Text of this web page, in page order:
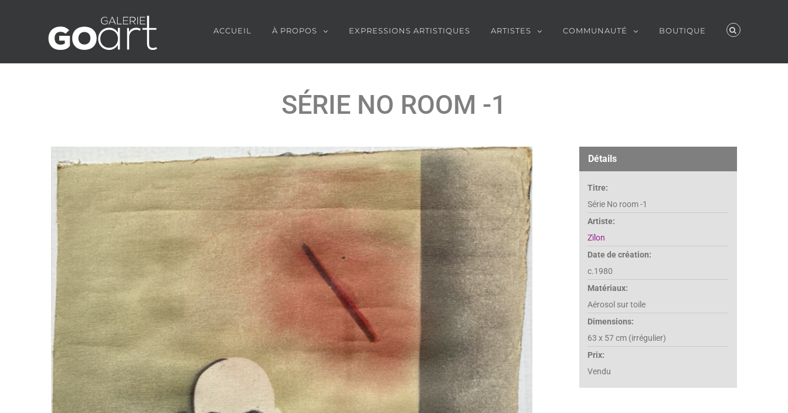
ACCUEIL À PROPOS EXPRESSIONS ARTISTIQUES ARTISTES COMMUNAUTÉ BOUTIQUE
SÉRIE NO ROOM -1
l&apos;image
Détails
Titre:
Série No room -1
Artiste:
Zïlon
Date de création:
c.1980
Matériaux:
Aérosol sur toile
Dimensions:
63 x 57 cm (irrégulier)
Prix:
Vendu